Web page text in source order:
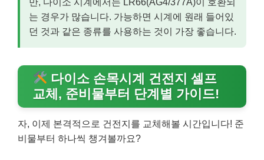
만, 다이소 시계에서는 LR66(AG4/377A)이 호환되
는 경우가 많습니다. 가능하면 시계에 원래 들어있
던 것과 같은 종류를 사용하는 것이 가장 좋습니다.
다이소 손목시계 건전지 셀프
교체, 준비물부터 단계별 가이드!
자, 이제 본격적으로 건전지를 교체해볼 시간입니다! 준
비물부터 하나씩 챙겨볼까요?